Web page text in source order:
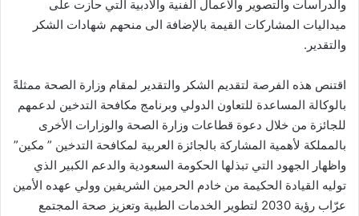
والدراسات والتصوير والاعمال الفنية والأدبية التي حازت على
ميداليات المشاركات القيمة بالإضافة الى منحهم شهادات الشكر
والتقدير.
اقتنص هذه الفرصة لتقديم الشكر والتقدير لمقام وزارة الصحة ممثلةً
بالوكالة المساعدة للتعاون الدولي وبرنامج مكافحة التدخين لدعمهم
للجائزة من خلال دعوة قطاعات وزارة الصحة والوزارات الأخرى
بالمملكة لأهمية المشاركة بالجائزة العربية لمكافحة التدخين ” مكين”
واظهار الجهود التي تبذلها الحكومة السعودية والدعم الكبير الذي
توليه القيادة الحكيمة من خادم الحرمين الشريفين وولي عهده الأمين
عرّاب رؤية 2030 لتطوير الخدمات الطبية وتعزيز صحة المجتمع